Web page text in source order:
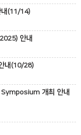
내(11/14)
안내
내(10/28)
개최 안내